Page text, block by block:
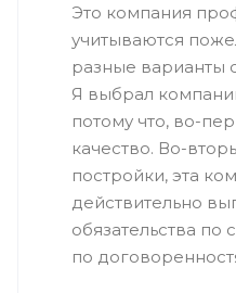
Это компания
учитываются
разные варианты
Я выбрал
потому что, во-
качество. Во-
постройки, эта
действительно
обязательства по
по